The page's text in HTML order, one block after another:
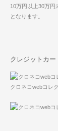
10万円以上30万
となります。
クレジットカー
クロネコwebコレ